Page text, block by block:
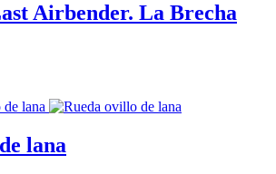
Airbender. La Brecha
lana